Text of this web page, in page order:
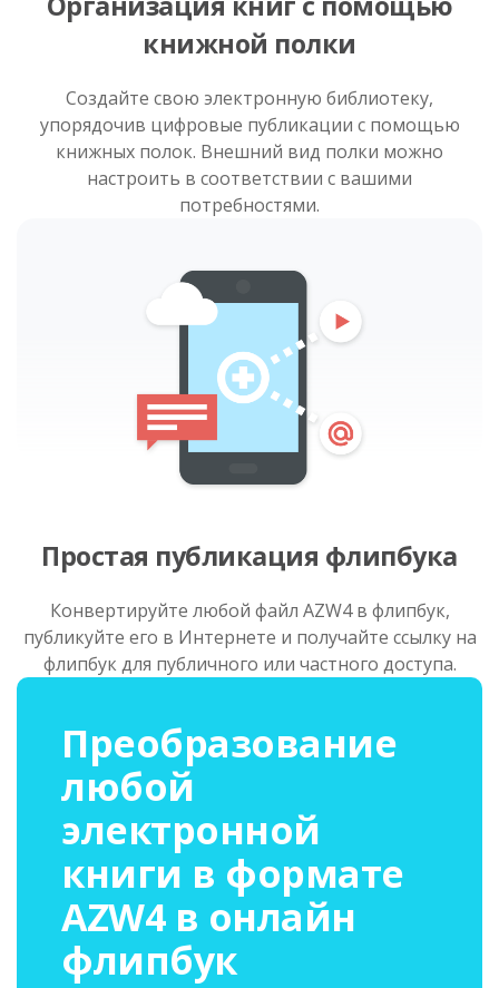
книжной полки
Создайте свою электронную библиотеку,
упорядочив цифровые публикации с помощью
книжных полок. Внешний вид полки можно
настроить в соответствии с вашими
потребностями.
Простая публикация флипбука
Конвертируйте любой файл AZW4 в флипбук,
публикуйте его в Интернете и получайте ссылку на
флипбук для публичного или частного доступа.
Преобразование
любой
электронной
книги в формате
AZW4 в онлайн
флипбук